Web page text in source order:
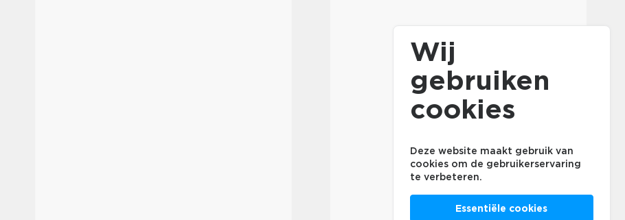
Wij
gebruiken
cookies
Deze website maakt gebruik van
cookies om de gebruikerservaring
te verbeteren.
Essentiële cookies